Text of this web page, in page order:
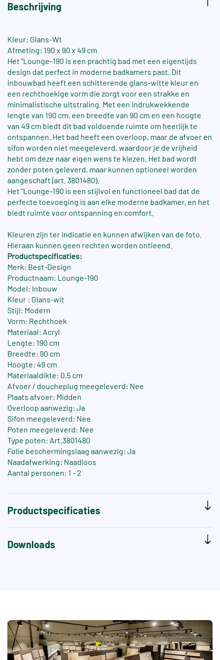
Beschrijving
Kleur: Glans-Wt
Afmeting: 190 x 90 x 49 cm
Het “Lounge-190 is een prachtig bad met een eigentijds
design dat perfect in moderne badkamers past. Dit
inbouwbad heeft een schitterende glans-witte kleur en
een rechthoekige vorm die zorgt voor een strakke en
minimalistische uitstraling. Met een indrukwekkende
lengte van 190 cm, een breedte van 90 cm en een hoogte
van 49 cm biedt dit bad voldoende ruimte om heerlijk te
ontspannen. Het bad heeft een overloop, maar de afvoer en
sifon worden niet meegeleverd, waardoor je de vrijheid
hebt om deze naar eigen wens te kiezen. Het bad wordt
zonder poten geleverd, maar kunnen optioneel worden
aangeschaft (art. 3801480).
Het “Lounge-190 is een stijlvol en functioneel bad dat de
perfecte toevoeging is aan elke moderne badkamer, en het
biedt ruimte voor ontspanning en comfort.
Kleuren zijn ter indicatie en kunnen afwijken van de foto.
Hieraan kunnen geen rechten worden ontleend.
Productspecificaties:
Merk: Best-Design
Productnaam: Lounge-190
Model: Inbouw
Kleur : Glans-wit
Stijl: Modern
Vorm: Rechthoek
Materiaal: Acryl
Lengte: 190 cm
Breedte: 90 cm
Hoogte: 49 cm
Materiaaldikte: 0,5 cm
Afvoer / doucheplug meegeleverd: Nee
Plaats afvoer: Midden
Overloop aanwezig: Ja
Sifon meegeleverd: Nee
Poten meegeleverd: Nee
Type poten: Art.3801480
Folie beschermingslaag aanwezig: Ja
Naadafwerking: Naadloos
Aantal personen: 1 - 2
Productspecificaties
Downloads